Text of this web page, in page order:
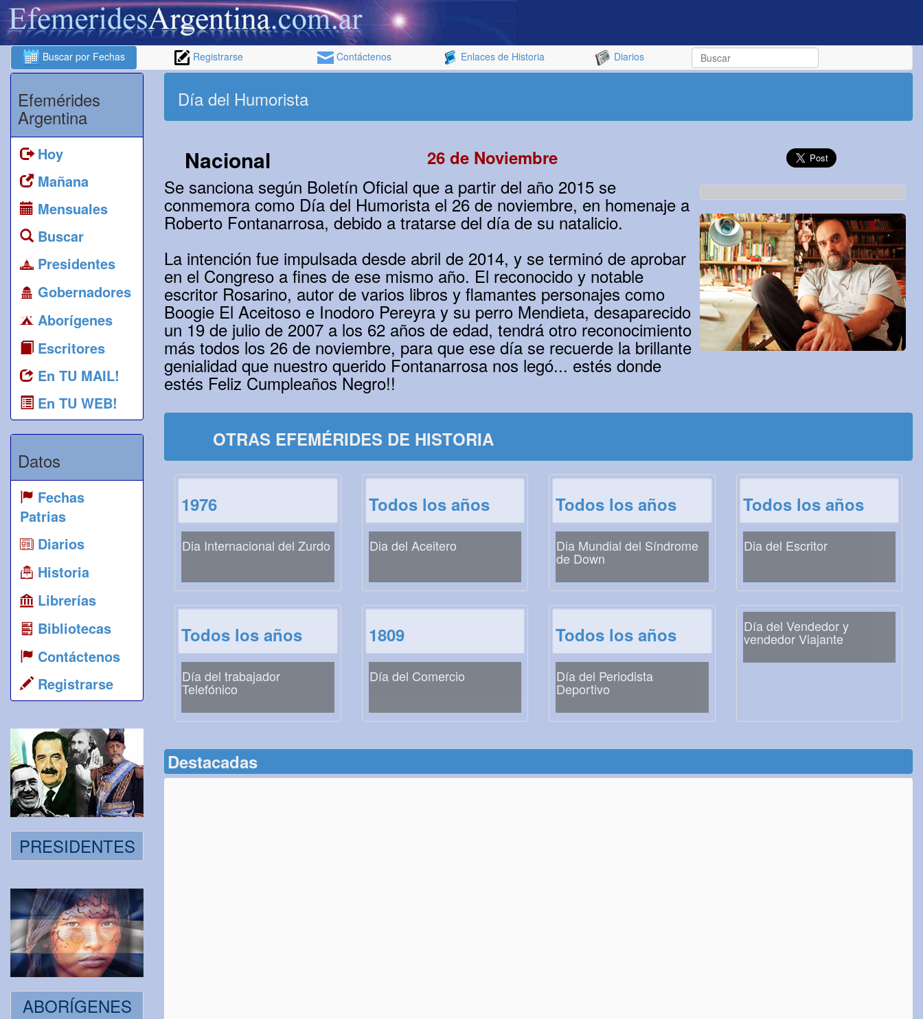
Buscar por Fechas Registrarse Contáctenos Enlaces de Historia Diarios
Efemérides
Argentina
Hoy
Mañana
Mensuales
Buscar
Presidentes
Gobernadores
Aborígenes
Escritores
En TU MAIL!
En TU WEB!
Datos
Fechas
Patrias
Diarios
Historia
Librerías
Bibliotecas
Contáctenos
Registrarse
PRESIDENTES
ABORÍGENES
Día del Humorista
Nacional 26 de Noviembre
Se sanciona según Boletín Oficial que a partir del año 2015 se
conmemora como Día del Humorista el 26 de noviembre, en homenaje a
Roberto Fontanarrosa, debido a tratarse del día de su natalicio.
La intención fue impulsada desde abril de 2014, y se terminó de aprobar
en el Congreso a fines de ese mismo año. El reconocido y notable
escritor Rosarino, autor de varios libros y flamantes personajes como
Boogie El Aceitoso e Inodoro Pereyra y su perro Mendieta, desaparecido
un 19 de julio de 2007 a los 62 años de edad, tendrá otro reconocimiento
más todos los 26 de noviembre, para que ese día se recuerde la brillante
genialidad que nuestro querido Fontanarrosa nos legó... estés donde
estés Feliz Cumpleaños Negro!!
OTRAS EFEMÉRIDES DE HISTORIA
1976
Dia Internacional del Zurdo
Todos los años
Dia del Aceitero
Todos los años
Dia Mundial del Síndrome
de Down
Todos los años
Dia del Escritor
Todos los años
Día del trabajador
Telefónico
1809
Día del Comercio
Todos los años
Día del Periodista
Deportivo
Día del Vendedor y
vendedor Viajante
Destacadas